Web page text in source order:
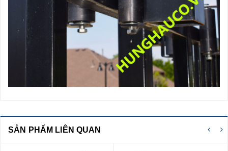
SẢN PHẨM LIÊN QUAN